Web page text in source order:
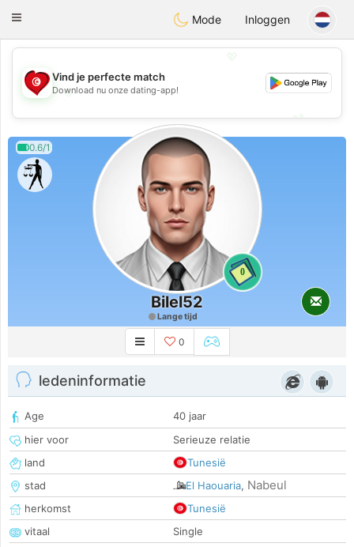
Tunisia Dating
Toggle
Mode Inloggen
💖
💕
💕
Vind je perfecte match
Download nu onze dating-app!
0.6/1
0
Bilel52
Lange tijd
0
ledeninformatie
Age
40 jaar
hier voor
Serieuze relatie
land
Tunesië
stad
El Haouaria, Nabeul
herkomst
Tunesië
vitaal
Single